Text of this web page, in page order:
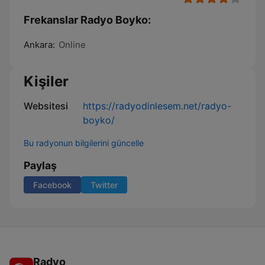
Frekanslar Radyo Boyko:
Ankara: Online
Kişiler
Websitesi
https://radyodinlesem.net/radyo-
boyko/
Bu radyonun bilgilerini güncelle
Paylaş
Facebook Twitter
Radyo